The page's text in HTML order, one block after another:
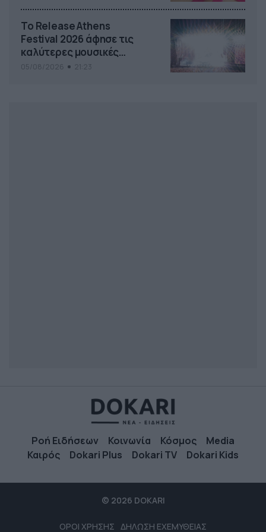
Το Release Athens
Festival 2026 άφησε τις
καλύτερες μουσικές
αναμνήσεις
Ροή Ειδήσεων Κοινωνία Κόσμος
Media
Καιρός
Dokari Plus Dokari TV Dokari Kids
© 2026 DOKARI
ΟΡΟΙ ΧΡΗΣΗΣ ΔΗΛΩΣΗ ΕΧΕΜΥΘΕΙΑΣ